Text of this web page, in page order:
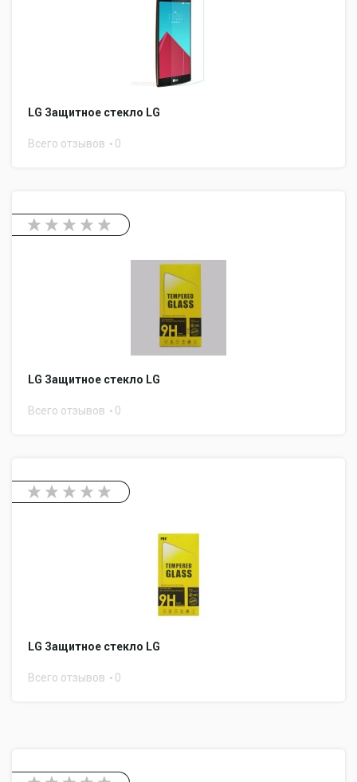
LG Защитное стекло LG
Всего отзывов 0
LG Защитное стекло LG
Всего отзывов 0
LG Защитное стекло LG
Всего отзывов 0